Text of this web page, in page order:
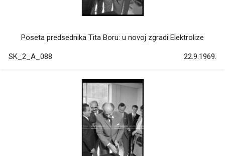
Poseta predsednika Tita Boru: u novoj zgradi Elektrolize
SK_2_A_088 22.9.1969.